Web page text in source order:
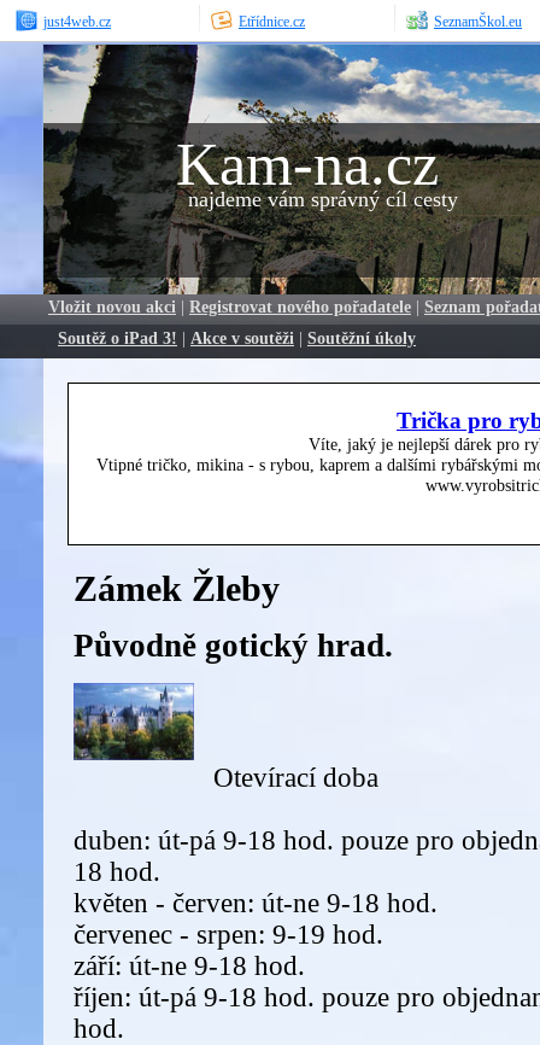
just4web.cz Etřídnice.cz SeznamŠkol.eu
Kam-na.cz
najdeme vám správný cíl cesty
Vložit novou akci | Registrovat nového pořadatele | Seznam
Soutěž o iPad 3! | Akce v soutěži | Soutěžní úkoly
Trička pro
Víte, jaký je nejlepší dárek pro
Vtipné tričko, mikina - s rybou, kaprem a dalšími rybářskými
Zámek Žleby
Původně gotický hrad.
Otevírací doba
duben: út-pá 9-18 hod. pouze pro
18 hod.
květen - červen: út-ne 9-18 hod.
červenec - srpen: 9-19 hod.
září: út-ne 9-18 hod.
říjen: út-pá 9-18 hod. pouze pro
hod.